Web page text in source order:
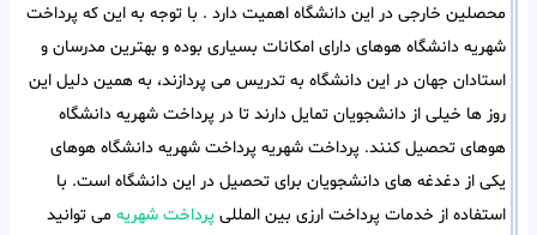
محصلین خارجی در این دانشگاه اهمیت دارد . با توجه به این که پرداخت
شهریه دانشگاه هوهای دارای امکانات بسیاری بوده و بهترین مدرسان و
استادان جهان در این دانشگاه به تدریس می پردازند، به همین دلیل این
روز ها خیلی از دانشجویان تمایل دارند تا در پرداخت شهریه دانشگاه
هوهای تحصیل کنند. پرداخت شهریه پرداخت شهریه دانشگاه هوهای
یکی از دغدغه های دانشجویان برای تحصیل در این دانشگاه است. با
استفاده از خدمات پرداخت ارزی بین المللی پرداخت شهریه می توانید